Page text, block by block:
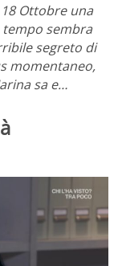
Ottobre una
sembra
segreto di
momentaneo,
sa e…